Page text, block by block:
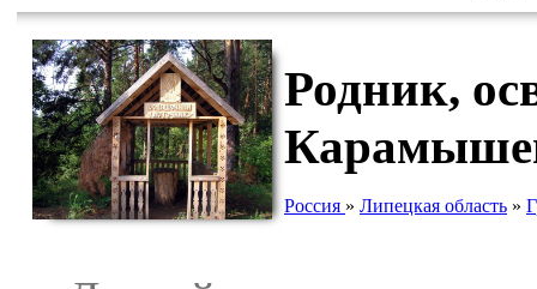
Родник,
Россия » Липецкая область »